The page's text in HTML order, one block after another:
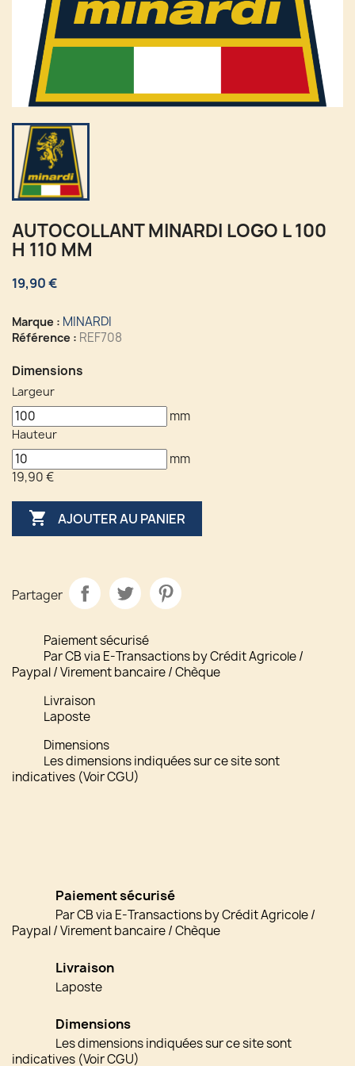
AUTOCOLLANT MINARDI LOGO L 100
H 110 MM
19,90 €
Marque : MINARDI
Référence : REF708
Dimensions
Largeur
mm
Hauteur
mm
19,90 €
 AJOUTER AU PANIER
Partager
Paiement sécurisé
Par CB via E-Transactions by Crédit Agricole /
Paypal / Virement bancaire / Chèque
Livraison
Laposte
Dimensions
Les dimensions indiquées sur ce site sont
indicatives (Voir CGU)
Paiement sécurisé
Par CB via E-Transactions by Crédit Agricole /
Paypal / Virement bancaire / Chèque
Livraison
Laposte
Dimensions
Les dimensions indiquées sur ce site sont
indicatives (Voir CGU)